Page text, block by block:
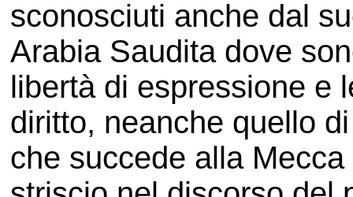
sconosciuti anche dal
Arabia Saudita dove
libertà di espressione e
diritto, neanche quello
che succede alla